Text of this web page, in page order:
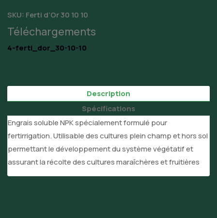
SKU: Ferti d’Or 30 10 10
Téléchargements
4-ferti_dor_30-10-10
Description
Spécifications
Engrais soluble NPK spécialement formulé pour
fertirrigation. Utilisable des cultures plein champ et hors sol
permettant le développement du système végétatif et
assurant la récolte des cultures maraîchères et fruitières